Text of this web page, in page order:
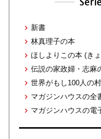
新書
林真理子の本
ほしよりこの本 (き
伝説の家政婦・志麻
世界がもし100人の
マガジンハウスの全
マガジンハウスの電